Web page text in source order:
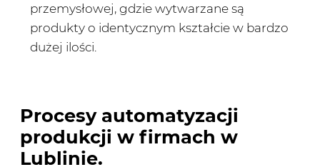
przemysłowej, gdzie wytwarzane są
produkty o identycznym kształcie w bardzo
dużej ilości.
Procesy automatyzacji
produkcji w firmach w
Lublinie.